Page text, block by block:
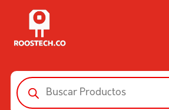
Búsqueda
de
productos